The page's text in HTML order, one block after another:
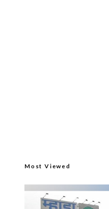
Most Viewed